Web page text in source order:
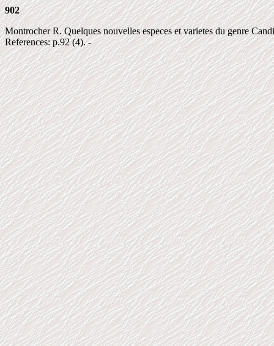
902
Montrocher R. Quelques nouvelles especes et varietes du genre
References: p.92 (4). -